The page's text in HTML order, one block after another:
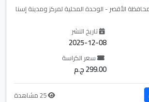
الأقصر - الوحدة المحلية لمركز ومدينة إسنا
تاريخ النشر
2025-12-08
سعر الكراسة
299.00 ج.م